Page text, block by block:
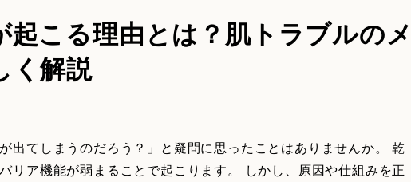
起こる理由とは？肌トラブルのメ
く解説
出てしまうのだろう？」と疑問に思ったことはありませんか。 乾
リア機能が弱まることで起こります。 しかし、原因や仕組みを正